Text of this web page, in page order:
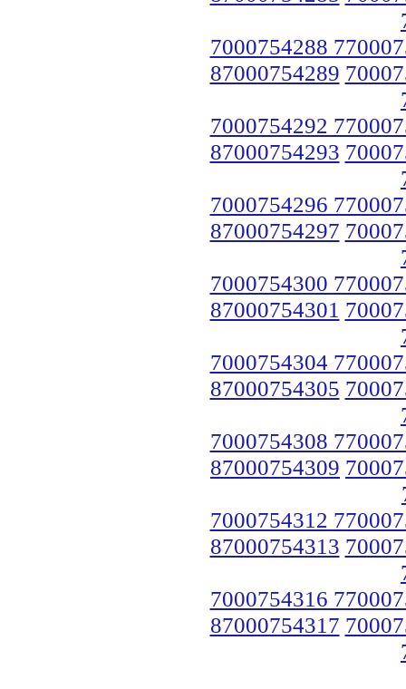
7000754288
87000754289
7000754292
87000754293
7000754296
87000754297
7000754300
87000754301
7000754304
87000754305
7000754308
87000754309
7000754312
87000754313
7000754316
87000754317